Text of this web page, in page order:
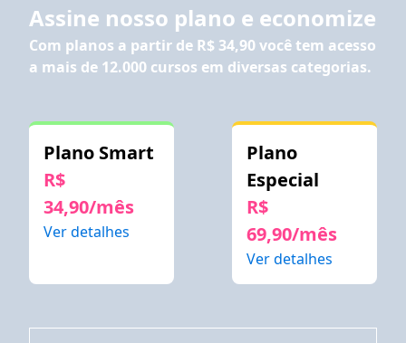
Assine nosso plano e economize
Com planos a partir de R$ 34,90você tem acesso
a mais de 12.000 cursos em diversas categorias.
Plano Smart
R$
34,90/mês
Ver detalhes
Plano
Especial
R$
69,90/mês
Ver detalhes